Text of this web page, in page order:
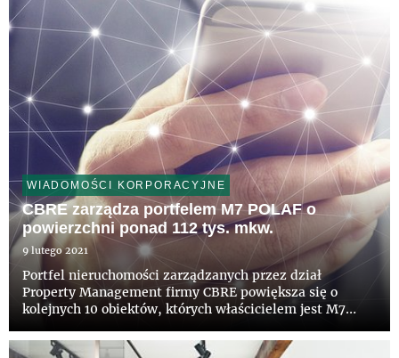
WIADOMOŚCI KORPORACYJNE
CBRE zarządza portfelem M7 POLAF o
powierzchni ponad 112 tys. mkw.
9 lutego 2021
Portfel nieruchomości zarządzanych przez dział
Property Management firmy CBRE powiększa się o
kolejnych 10 obiektów, których właścicielem jest M7
Estate (M7).